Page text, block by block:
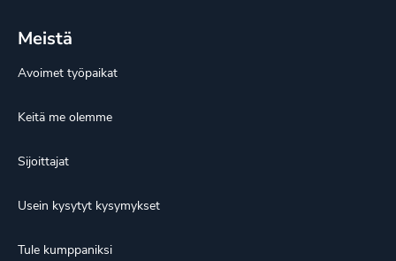
Meistä
Avoimet työpaikat
Keitä me olemme
Sijoittajat
Usein kysytyt kysymykset
Tule kumppaniksi